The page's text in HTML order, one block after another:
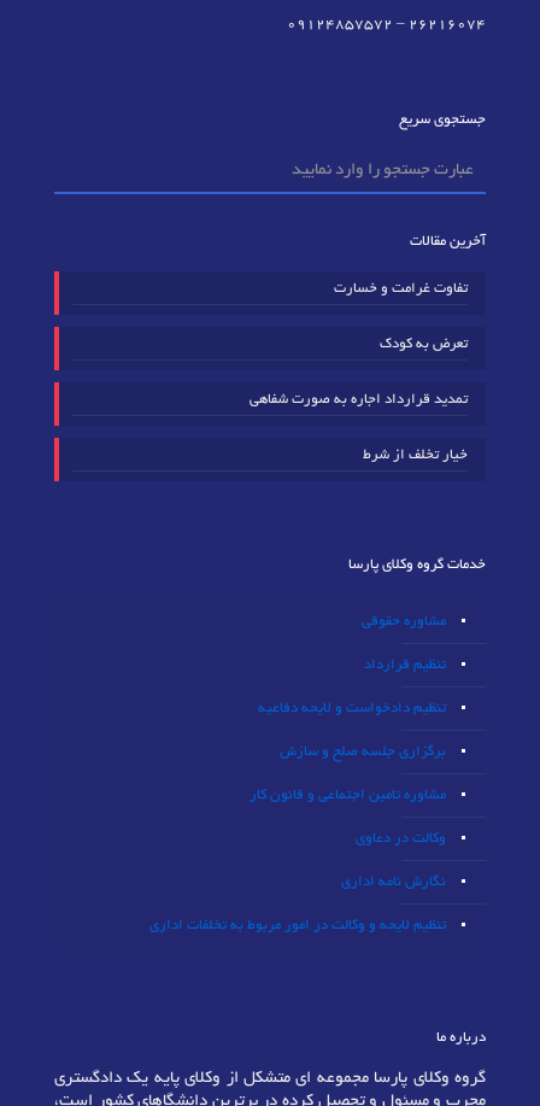
٢٦٢١٦٠٧٤ –
09124857572
جستجوی سریع
آخرین مقالات
تفاوت غرامت و خسارت
تعرض به کودک
تمدید قرارداد اجاره به صورت شفاهی
خیار تخلف از شرط
خدمات گروه وکلای پارسا
مشاوره حقوقی
تنظیم قرارداد
تنظیم دادخواست و لایحه دفاعیه
برگزاری جلسه صلح و سازش
مشاوره تامین اجتماعی و قانون کار
وکالت در دعاوی
نگارش نامه اداری
تنظیم لایحه و وکالت در امور مربوط به تخلفات اداری
درباره ما
گروه وکلای پارسا مجموعه ای متشکل از وکلای پایه یک دادگستری
مجرب و مسئول و تحصیل کرده در برترین دانشگاهای کشور است،